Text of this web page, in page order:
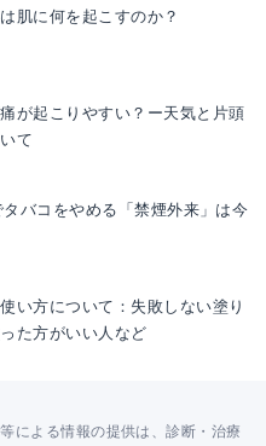
肌に何を起こすのか？
が起こりやすい？ー天気と片頭
て
タバコをやめる「禁煙外来」は今
い方について：失敗しない塗り
た方がいい人など
による情報の提供は、診断・治療